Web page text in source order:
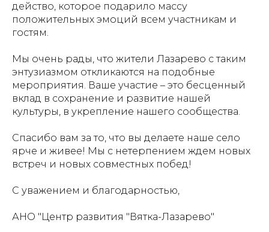
действо, которое подарило массу
положительных эмоций всем участникам и
гостям.
Мы очень рады, что жители Лазарево с таким
энтузиазмом откликаются на подобные
мероприятия. Ваше участие – это бесценный
вклад в сохранение и развитие нашей
культуры, в укрепление нашего сообщества.
Спасибо вам за то, что вы делаете наше село
ярче и живее! Мы с нетерпением ждем новых
встреч и новых совместных побед!
С уважением и благодарностью,
АНО "Центр развития "Вятка-Лазарево"